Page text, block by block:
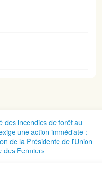
des incendies de forêt au
une action immédiate :
de la Présidente de l’Union
des Fermiers